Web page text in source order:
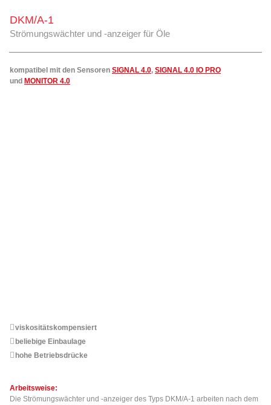
DKM/A-1
Strömungswächter und -anzeiger für Öle
kompatibel mit den Sensoren SIGNAL 4.0, SIGNAL 4.0 IO PRO
und MONITOR 4.0
viskositätskompensiert
beliebige Einbaulage
hohe Betriebsdrücke
Arbeitsweise:
Die Strömungswächter und -anzeiger des Typs DKM/A-1 arbeiten nach dem